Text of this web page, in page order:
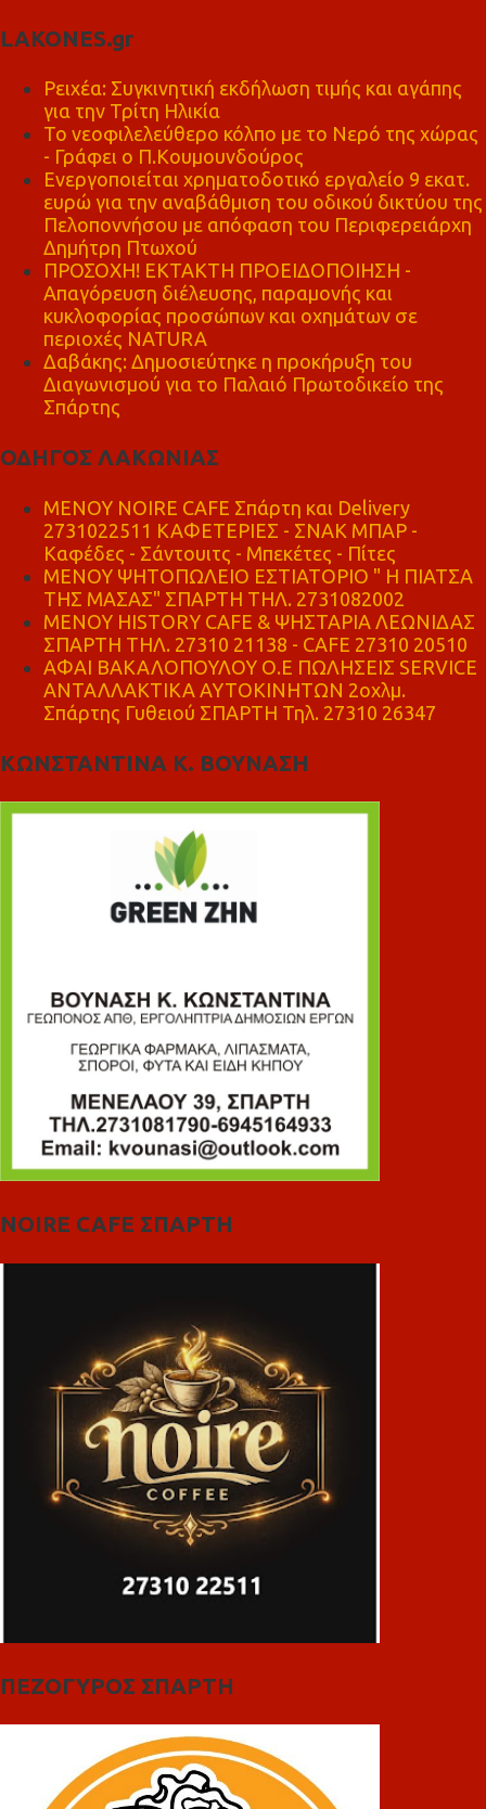
LAKONES.gr
Ρειχέα: Συγκινητική εκδήλωση τιμής και αγάπης
για την Τρίτη Ηλικία
Το νεοφιλελεύθερο κόλπο με το Νερό της χώρας
- Γράφει ο Π.Κουμουνδούρος
Ενεργοποιείται χρηματοδοτικό εργαλείο 9 εκατ.
ευρώ για την αναβάθμιση του οδικού δικτύου της
Πελοποννήσου με απόφαση του Περιφερειάρχη
Δημήτρη Πτωχού
ΠΡΟΣΟΧΗ! ΕΚΤΑΚΤΗ ΠΡΟΕΙΔΟΠΟΙΗΣΗ -
Απαγόρευση διέλευσης, παραμονής και
κυκλοφορίας προσώπων και οχημάτων σε
περιοχές NATURA
Δαβάκης: Δημοσιεύτηκε η προκήρυξη του
Διαγωνισμού για το Παλαιό Πρωτοδικείο της
Σπάρτης
ΟΔΗΓΟΣ ΛΑΚΩΝΙΑΣ
MENOY NOIRE CAFE Σπάρτη και Delivery
2731022511 ΚΑΦΕΤΕΡΙΕΣ - ΣΝΑΚ ΜΠΑΡ -
Καφέδες - Σάντουιτς - Μπεκέτες - Πίτες
ΜΕΝΟΥ ΨΗΤΟΠΩΛΕΙΟ ΕΣΤΙΑΤΟΡΙΟ " Η ΠΙΑΤΣΑ
ΤΗΣ ΜΑΣΑΣ" ΣΠΑΡΤΗ ΤΗΛ. 2731082002
ΜΕΝΟΥ HISTORY CAFE & ΨΗΣΤΑΡΙΑ ΛΕΩΝΙΔΑΣ
ΣΠΑΡΤΗ ΤΗΛ. 27310 21138 - CAFE 27310 20510
ΑΦΑΙ ΒΑΚΑΛΟΠΟΥΛΟΥ Ο.Ε ΠΩΛΗΣΕΙΣ SERVICE
ΑΝΤΑΛΛΑΚΤΙΚΑ ΑΥΤΟΚΙΝΗΤΩΝ 2οχλμ.
Σπάρτης Γυθειού ΣΠΑΡΤΗ Τηλ. 27310 26347
ΚΩΝΣΤΑΝΤΙΝΑ Κ. ΒΟΥΝΑΣΗ
NOIRE CAFE ΣΠΑΡΤΗ
ΠΕΖΟΓΥΡΟΣ ΣΠΑΡΤΗ